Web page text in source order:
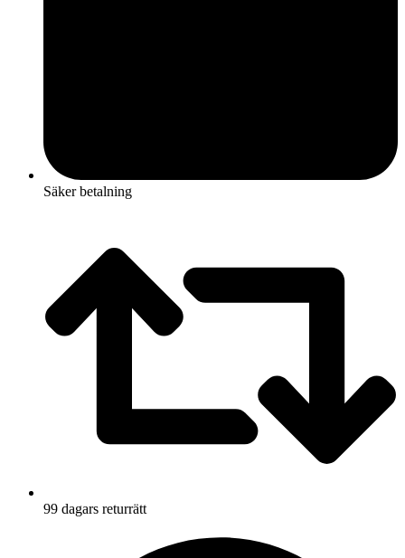
Säker betalning
99 dagars returrätt